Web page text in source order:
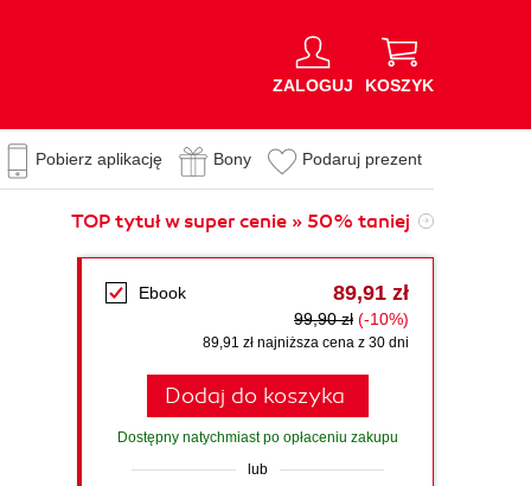
ZALOGUJ KOSZYK
Pobierz aplikację Bony Podaruj prezent
TOP tytuł w super cenie » 50% taniej
Ebook 89,91 zł
99,90 zł (-10%)
89,91 zł najniższa cena z 30 dni
Dodaj do koszyka
Dostępny natychmiast po opłaceniu zakupu
lub